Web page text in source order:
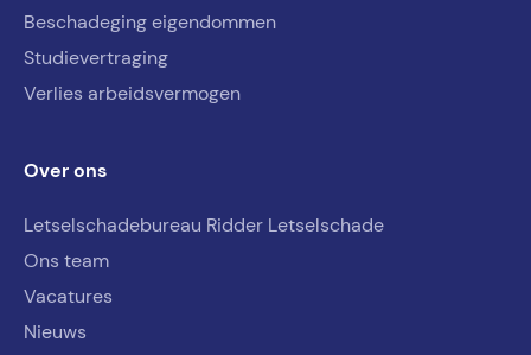
Beschadeging eigendommen
Studievertraging
Verlies arbeidsvermogen
Over ons
Letselschadebureau Ridder Letselschade
Ons team
Vacatures
Nieuws